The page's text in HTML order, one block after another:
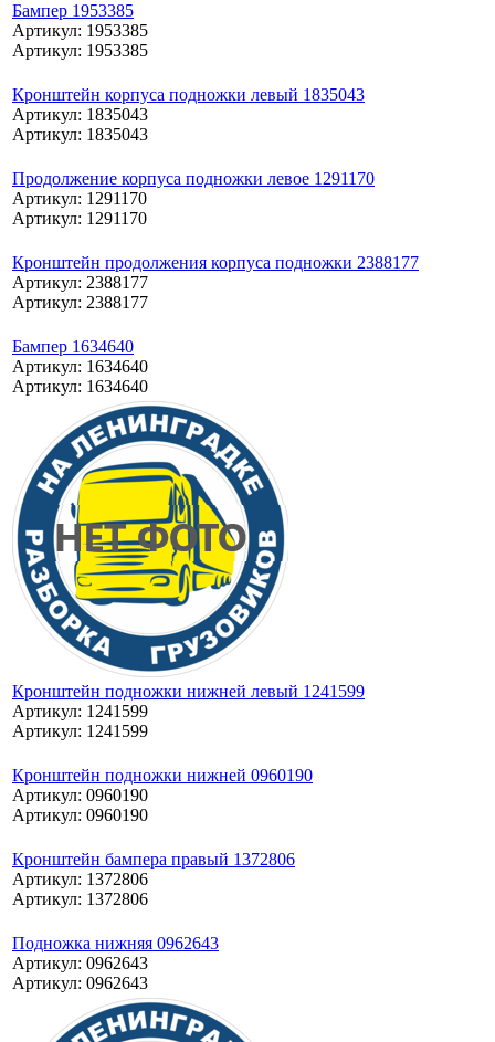
Бампер 1953385
Артикул: 1953385
Артикул: 1953385
Кронштейн корпуса подножки левый 1835043
Артикул: 1835043
Артикул: 1835043
Продолжение корпуса подножки левое 1291170
Артикул: 1291170
Артикул: 1291170
Кронштейн продолжения корпуса подножки 2388177
Артикул: 2388177
Артикул: 2388177
Бампер 1634640
Артикул: 1634640
Артикул: 1634640
Кронштейн подножки нижней левый 1241599
Артикул: 1241599
Артикул: 1241599
Кронштейн подножки нижней 0960190
Артикул: 0960190
Артикул: 0960190
Кронштейн бампера правый 1372806
Артикул: 1372806
Артикул: 1372806
Подножка нижняя 0962643
Артикул: 0962643
Артикул: 0962643